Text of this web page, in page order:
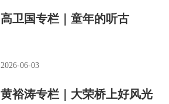
高卫国专栏｜童年的听古
2026-06-03
黄裕涛专栏｜大荣桥上好风光